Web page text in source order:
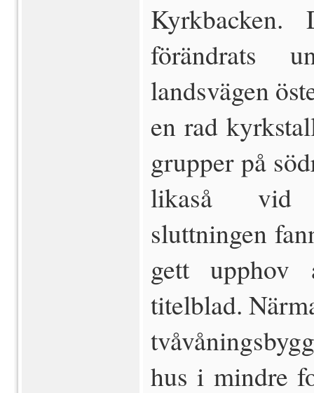
Kyrkbacken.
förändrats
landsvägen
en rad
grupper på
likaså vid
sluttningen
gett upphov
titelblad.
hus i mindre